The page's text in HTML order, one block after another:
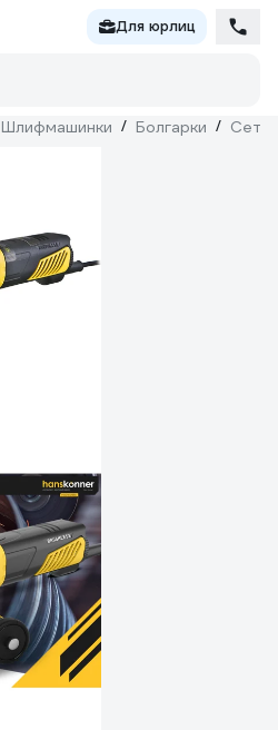
Для юрлиц
Шлифмашинки / Болгарки /